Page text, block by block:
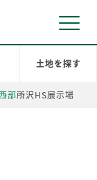
部所沢HS展示場
土地を探す